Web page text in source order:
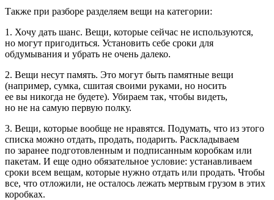
Также при разборе разделяем вещи на категории:
1. Хочу дать шанс. Вещи, которые сейчас не используются,
но могут пригодиться. Установить себе сроки для
обдумывания и убрать не очень далеко.
2. Вещи несут память. Это могут быть памятные вещи
(например, сумка, сшитая своими руками, но носить
ее вы никогда не будете). Убираем так, чтобы видеть,
но не на самую первую полку.
3. Вещи, которые вообще не нравятся. Подумать, что из этого
списка можно отдать, продать, подарить. Раскладываем
по заранее подготовленным и подписанным коробкам или
пакетам. И еще одно обязательное условие: устанавливаем
сроки всем вещам, которые нужно отдать или продать. Чтобы
все, что отложили, не осталось лежать мертвым грузом в этих
коробках.